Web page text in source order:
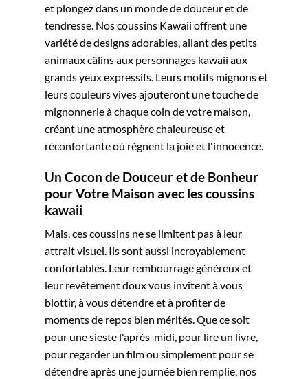
et plongez dans un monde de douceur et de
tendresse. Nos coussins Kawaii offrent une
variété de designs adorables, allant des petits
animaux câlins aux personnages kawaii aux
grands yeux expressifs. Leurs motifs mignons et
leurs couleurs vives ajouteront une touche de
mignonnerie à chaque coin de votre maison,
créant une atmosphère chaleureuse et
réconfortante où règnent la joie et l'innocence.
Un Cocon de Douceur et de Bonheur
pour Votre Maison avec les coussins
kawaii
Mais, ces coussins ne se limitent pas à leur
attrait visuel. Ils sont aussi incroyablement
confortables. Leur rembourrage généreux et
leur revêtement doux vous invitent à vous
blottir, à vous détendre et à profiter de
moments de repos bien mérités. Que ce soit
pour une sieste l'après-midi, pour lire un livre,
pour regarder un film ou simplement pour se
détendre après une journée bien remplie, nos